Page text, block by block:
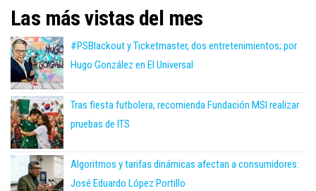
Las más vistas del mes
#PSBlackout y Ticketmaster, dos entretenimientos; por
Hugo González en El Universal
Tras fiesta futbolera, recomienda Fundación MSI realizar
pruebas de ITS
Algoritmos y tarifas dinámicas afectan a consumidores:
José Eduardo López Portillo